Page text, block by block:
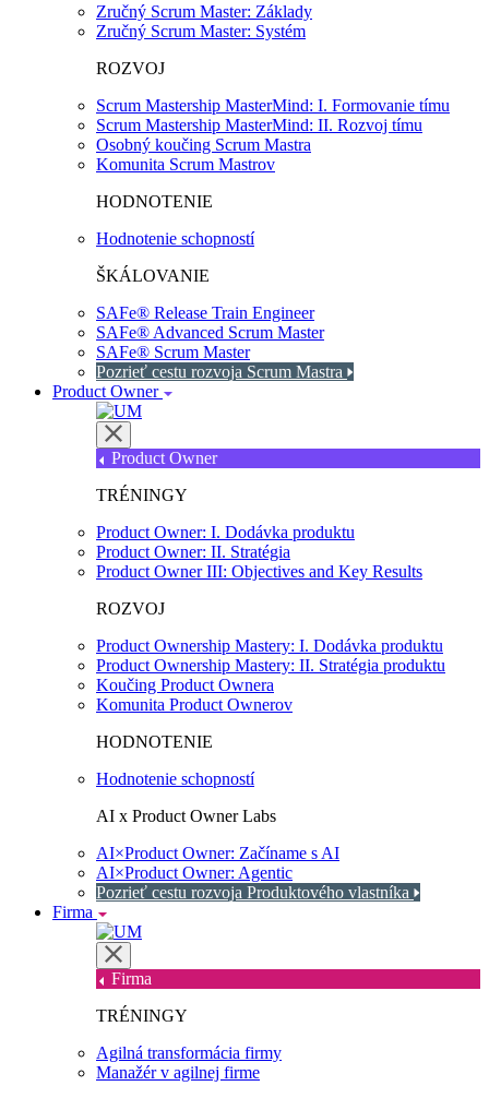
Zručný Scrum Master: Základy
Zručný Scrum Master: Systém
ROZVOJ
Scrum Mastership MasterMind: I. Formovanie tímu
Scrum Mastership MasterMind: II. Rozvoj tímu
Osobný koučing Scrum Mastra
Komunita Scrum Mastrov
HODNOTENIE
Hodnotenie schopností
ŠKÁLOVANIE
SAFe® Release Train Engineer
SAFe® Advanced Scrum Master
SAFe® Scrum Master
Pozrieť cestu rozvoja Scrum Mastra
Product Owner
Product Owner
TRÉNINGY
Product Owner: I. Dodávka produktu
Product Owner: II. Stratégia
Product Owner III: Objectives and Key Results
ROZVOJ
Product Ownership Mastery: I. Dodávka produktu
Product Ownership Mastery: II. Stratégia produktu
Koučing Product Ownera
Komunita Product Ownerov
HODNOTENIE
Hodnotenie schopností
AI x Product Owner Labs
AI×Product Owner: Začíname s AI
AI×Product Owner: Agentic
Pozrieť cestu rozvoja Produktového vlastníka
Firma
Firma
TRÉNINGY
Agilná transformácia firmy
Manažér v agilnej firme